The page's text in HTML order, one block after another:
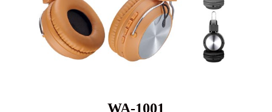
WA-1001